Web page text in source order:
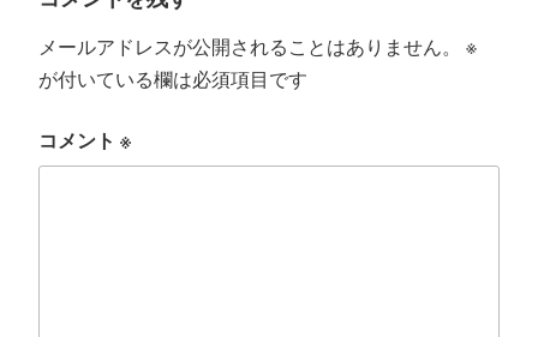
メールアドレスが公開されることはありません。
※
が付いている欄は必須項目です
コメント ※